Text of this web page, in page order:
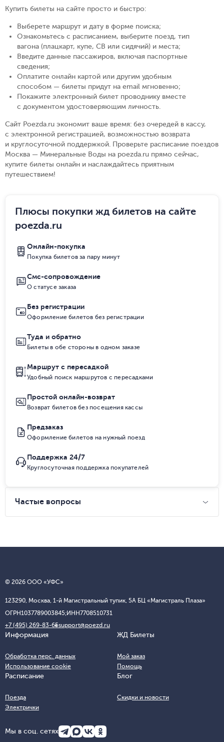
Купить билеты на сайте просто и быстро:
Выберете маршрут и дату в форме поиска;
Ознакомьтесь с расписанием, выберите поезд, тип
вагона (плацкарт, купе, СВ или сидячий) и места;
Введите данные пассажиров, включая паспортные
сведения;
Оплатите онлайн картой или другим удобным
способом — билеты придут на email мгновенно;
Покажите электронный билет проводнику вместе
с документом удостоверяющим личность.
Сайт Poezda.ru экономит ваше время: без очередей в кассу,
с электронной регистрацией, возможностью возврата
и круглосуточной поддержкой. Проверьте расписание поездов
Москва — Минеральные Воды на poezda.ru прямо сейчас,
купите билеты онлайн и наслаждайтесь приятным
путешествием!
Плюсы покупки жд билетов на сайте
poezda.ru
Онлайн-покупка
Покупка билетов за пару минут
Смс-сопровождение
О статусе заказа
Без регистрации
Оформление билетов без регистрации
Туда и обратно
Билеты в обе стороны в одном заказе
Маршрут с пересадкой
Удобный поиск маршрутов с пересадками
Простой онлайн-возврат
Возврат билетов без посещения кассы
Предзаказ
Оформление билетов на нужный поезд
Поддержка 24/7
Круглосуточная поддержка покупателей
Частые вопросы
© 2026 ООО «УФС»
123290, Москва, 1-й Магистральный тупик, 5А БЦ «Магистраль Плаза»
ОГРН1037789003845;ИНН7708510731
+7 (495) 269-83-65support@poezd.ru
Информация
Обработка перс. данных
Использование cookie
ЖД Билеты
Мой заказ
Помощь
Расписание
Поезда
Электрички
Блог
Скидки и новости
Мы в соц. сетях